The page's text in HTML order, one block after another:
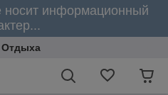
информационный